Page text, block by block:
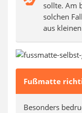
sollte. Am
solchen
aus
Fußmatte
Besonders